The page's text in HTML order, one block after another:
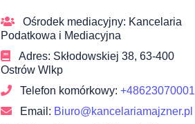
Ośrodek mediacyjny
Kancelaria
Podatkowa i Mediacyjna
Adres Skłodowskiej 38, 63-400
Ostrów Wlkp
Telefon komórkowy +48623070001
Email
Biuro@kancelariamajzner.pl